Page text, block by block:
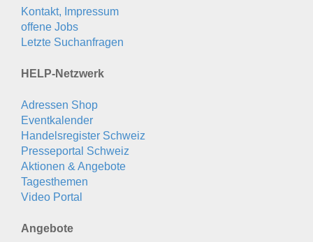
Kontakt, Impressum
offene Jobs
Letzte Suchanfragen
HELP-Netzwerk
Adressen Shop
Eventkalender
Handelsregister Schweiz
Presseportal Schweiz
Aktionen & Angebote
Tagesthemen
Video Portal
Angebote